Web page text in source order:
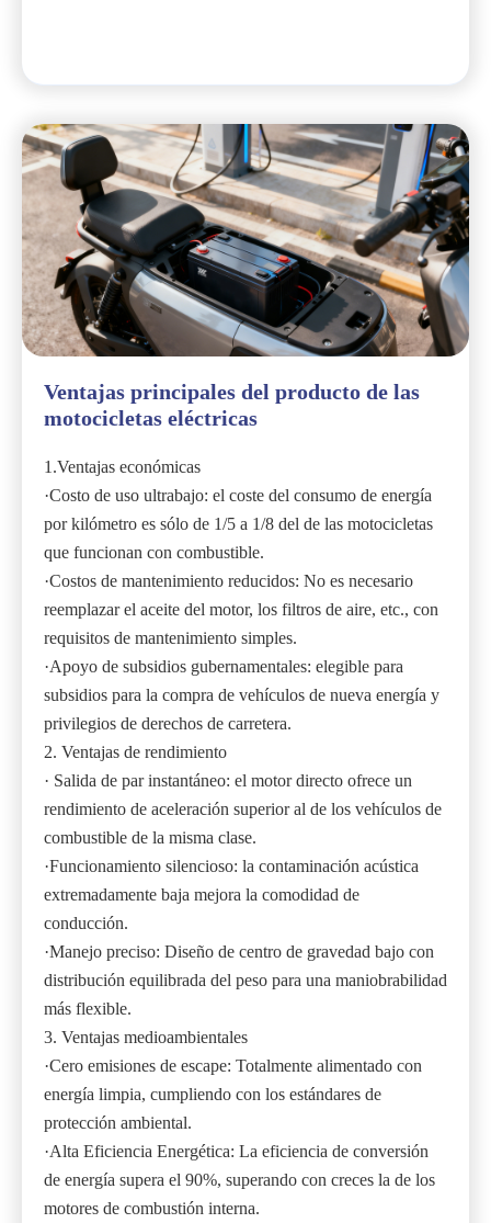
Ventajas principales del producto de las
motocicletas eléctricas
1.Ventajas económicas
·Costo de uso ultrabajo: el coste del consumo de energía
por kilómetro es sólo de 1/5 a 1/8 del de las motocicletas
que funcionan con combustible.
·Costos de mantenimiento reducidos: No es necesario
reemplazar el aceite del motor, los filtros de aire, etc., con
requisitos de mantenimiento simples.
·Apoyo de subsidios gubernamentales: elegible para
subsidios para la compra de vehículos de nueva energía y
privilegios de derechos de carretera.
2. Ventajas de rendimiento
· Salida de par instantáneo: el motor directo ofrece un
rendimiento de aceleración superior al de los vehículos de
combustible de la misma clase.
·Funcionamiento silencioso: la contaminación acústica
extremadamente baja mejora la comodidad de
conducción.
·Manejo preciso: Diseño de centro de gravedad bajo con
distribución equilibrada del peso para una maniobrabilidad
más flexible.
3. Ventajas medioambientales
·Cero emisiones de escape: Totalmente alimentado con
energía limpia, cumpliendo con los estándares de
protección ambiental.
·Alta Eficiencia Energética: La eficiencia de conversión
de energía supera el 90%, superando con creces la de los
motores de combustión interna.